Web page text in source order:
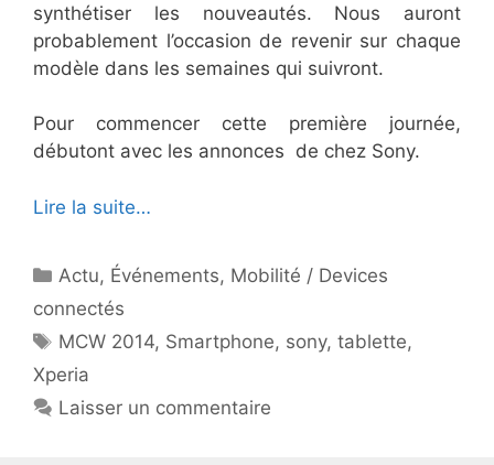
synthétiser les nouveautés. Nous auront
probablement l’occasion de revenir sur chaque
modèle dans les semaines qui suivront.
Pour commencer cette première journée,
débutont avec les annonces de chez Sony.
Lire la suite…
Catégories
Actu, Événements, Mobilité / Devices
connectés
Étiquettes
MCW 2014, Smartphone, sony,tablette,
Xperia
Laisser un commentaire